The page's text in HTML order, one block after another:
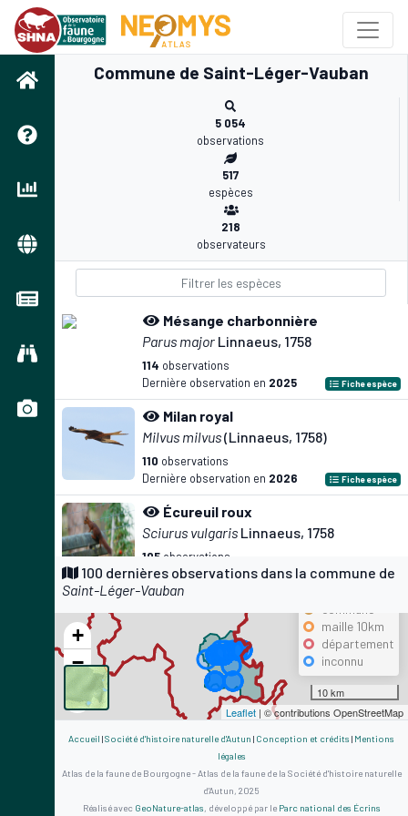
Commune de Saint-Léger-Vauban
5 054
observations
517
espèces
218
observateurs
Mésange charbonnière
Parus major Linnaeus, 1758
114 observations
Dernière observation en 2025 Fiche espèce
Milan royal
Milvus milvus(Linnaeus, 1758)
110 observations
Dernière observation en 2026 Fiche espèce
Écureuil roux
Sciurus vulgaris Linnaeus, 1758
105 observations
Dernière observation en2023 Fiche espèce
Gonepteryx rhamni
(Linnaeus, 1758)
95observations
Dernière observation en
Pinson des arbres
Fringilla coelebsLinnaeus, 1758
Dernière observation en
Mésange bleue
100 dernières observations dans la commune de
Saint-Léger-Vauban
+
−
Précision
maille 10km
département
inconnu
10 km
Leaflet | © contributions OpenStreetMap
Accueil |Société d'histoire naturelle d'Autun | Conception et crédits | Mentions
légales
Atlas de la faune de Bourgogne - Atlas de la faune de la Société d'histoire naturelle
d'Autun, 2025
Réalisé avec GeoNature-atlas, développé par le Parc national des Écrins